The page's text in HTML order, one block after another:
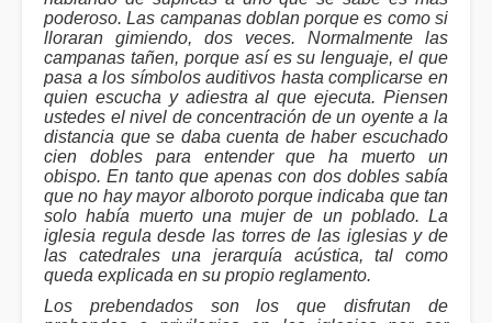
poderoso. Las campanas doblan porque es como si
lloraran gimiendo, dos veces. Normalmente las
campanas tañen, porque así es su lenguaje, el que
pasa a los símbolos auditivos hasta complicarse en
quien escucha y adiestra al que ejecuta. Piensen
ustedes el nivel de concentración de un oyente a la
distancia que se daba cuenta de haber escuchado
cien dobles para entender que ha muerto un
obispo. En tanto que apenas con dos dobles sabía
que no hay mayor alboroto porque indicaba que tan
solo había muerto una mujer de un poblado. La
iglesia regula desde las torres de las iglesias y de
las catedrales una jerarquía acústica, tal como
queda explicada en su propio reglamento.
Los prebendados son los que disfrutan de